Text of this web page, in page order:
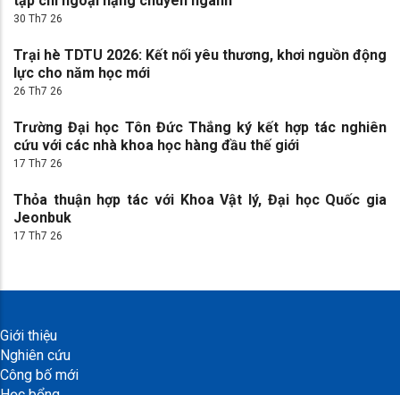
30 Th7 26
Trại hè TDTU 2026: Kết nối yêu thương, khơi nguồn động
lực cho năm học mới
26 Th7 26
Trường Đại học Tôn Đức Thắng ký kết hợp tác nghiên
cứu với các nhà khoa học hàng đầu thế giới
17 Th7 26
Thỏa thuận hợp tác với Khoa Vật lý, Đại học Quốc gia
Jeonbuk
17 Th7 26
Giới thiệu
Nghiên cứu
Công bố mới